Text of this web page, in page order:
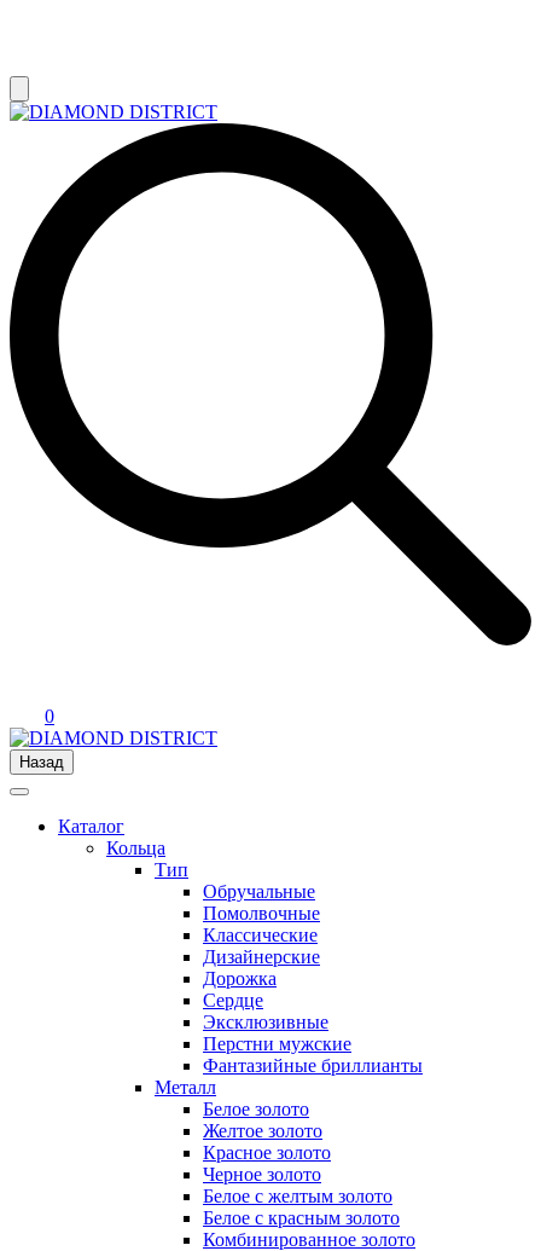
0
Назад
Каталог
Кольца
Тип
Обручальные
Помолвочные
Классические
Дизайнерские
Дорожка
Сердце
Эксклюзивные
Перстни мужские
Фантазийные бриллианты
Металл
Белое золото
Желтое золото
Красное золото
Черное золото
Белое с желтым золото
Белое с красным золото
Комбинированное золото